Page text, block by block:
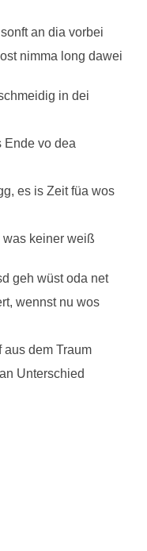
an dia vorbei
nimma long dawei
in dei
Ende vo dea
es is Zeit füa wos
was keiner weiß
geh wüst oda net
wennst nu wos
dem Traum
Unterschied